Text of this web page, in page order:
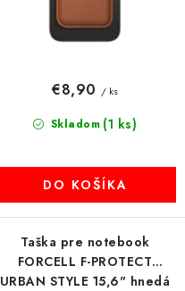
Obchodné podmienky
Reklamácia Kontakty
Skladom (1 ks)
€8,90 / ks
DO KOŠÍKA
Taška pre notebook
FORCELL F-PROTECT
URBAN STYLE 15,6" hnedá